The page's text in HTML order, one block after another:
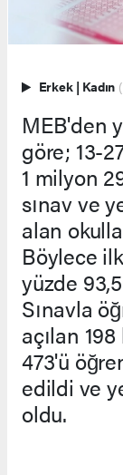
Erkek | Kadın
MEB'den
göre; 13-
1 milyon
sınav ve
alan
Böylece
yüzde
Sınavla
açılan
473'ü
edildi ve
oldu.